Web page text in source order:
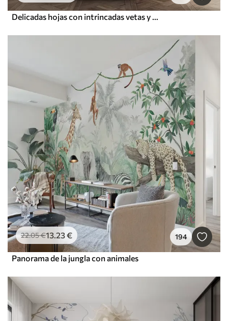
Delicadas hojas con intrincadas vetas y colores suaves y apagados sobre un fondo de textura pálida
22.05€13.23€ 194
Panorama de la jungla con animales